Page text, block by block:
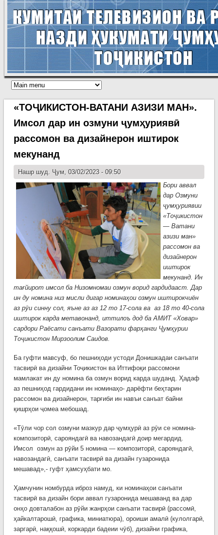
«ТОҶИКИСТОН-ВАТАНИ АЗИЗИ МАН».
Имсол дар ин озмуни ҷумҳуриявӣ
рассомон ва дизайнерон иштирок
мекунанд
Нашр шуд. Ҷум, 03/02/2023 - 09:50
Бори аввал
дар Озмуни
ҷумҳуриявии
«Тоҷикистон
— Ватани
азизи ман»
рассомон ва
дизайнерон
иштирок
мекунанд. Ин
тағйирот имсол ба Низомномаи озмун ворид гардидааст. Дар
ин ду номина низ мисли дигар номинаҳои озмун иштирокчиён
аз рӯи синну сол, яъне аз аз 12 то 17-сола ва аз 18 то 40-сола
иштирок карда метавонанд, иттилоъ дод ба АМИТ «Ховар»
сардори Раёсати санъати Вазорати фарҳанги Ҷумҳурии
Тоҷикистон Мирзоолим Саидов.
Ба гуфти мавсуф, бо пешниҳоди устоди Донишкадаи санъати
тасвирӣ ва дизайни Тоҷикистон ва Иттифоқи рассомони
мамлакат ин ду номина ба озмун ворид карда шуданд. Ҳадаф
аз пешниҳод гардидани ин номинаҳо- дарёфти беҳтарин
рассомон ва дизайнерон, тарғиби ин навъи санъат байни
қишрҳои ҷомеа мебошад.
«Тӯли чор сол озмуни мазкур дар ҷумҳурӣ аз рӯи се номина-
композиторӣ, сарояндагӣ ва навозандагӣ доир мегардид.
Имсол озмун аз рӯйи 5 номина — композиторӣ, сарояндагӣ,
навозандагӣ, санъати тасвирӣ ва дизайн гузаронида
мешавад»,- гуфт ҳамсуҳбати мо.
Ҳамчунин номбурда иброз намуд, ки номинаҳои санъати
тасвирӣ ва дизайн бори аввал гузаронида мешаванд ва дар
онҳо довталабон аз рӯйи жанрҳои санъати тасвирӣ (рассомӣ,
ҳайкалтарошӣ, графика, миниатюра), ороиши амалӣ (кулолгарӣ,
заргарӣ, наққошӣ, коркарди бадеии чӯб), дизайни графика,